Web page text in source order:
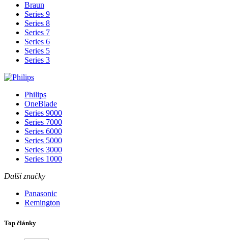
Braun
Series 9
Series 8
Series 7
Series 6
Series 5
Series 3
Philips
OneBlade
Series 9000
Series 7000
Series 6000
Series 5000
Series 3000
Series 1000
Další značky
Panasonic
Remington
Top články